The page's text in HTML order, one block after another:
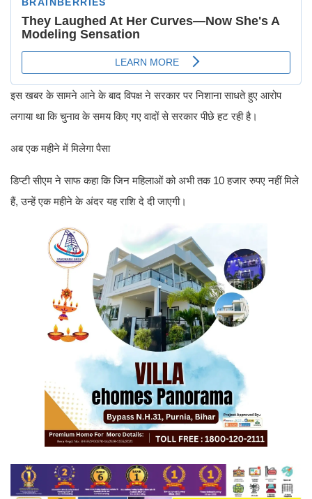
इस खबर के सामने आने के बाद विपक्ष ने सरकार पर निशाना साधते हुए आरोप
लगाया था कि चुनाव के समय किए गए वादों से सरकार पीछे हट रही है।
अब एक महीने में मिलेगा पैसा
डिप्टी सीएम ने साफ कहा कि जिन महिलाओं को अभी तक 10 हजार रुपए नहीं मिले
हैं, उन्हें एक महीने के अंदर यह राशि दे दी जाएगी।